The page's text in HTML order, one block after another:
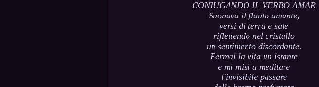
CONIUGANDO IL VERBO AMAR
Suonava il flauto amante,
versi di terra e sale
riflettendo nel cristallo
un sentimento discordante.
Fermai la vita un istante
e mi misi a meditare
l'invisibile passare